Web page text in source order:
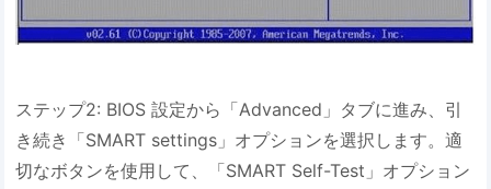
ステップ2: BIOS 設定から「Advanced」タブに進み、引
き続き「SMART settings」オプションを選択します。適
切なボタンを使用して、「SMART Self-Test」オプション